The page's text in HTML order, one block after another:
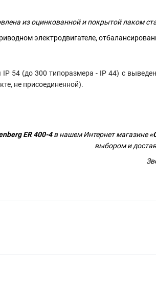
из оцинкованной и покрытой лаком
электродвигателе,
IP 54 (до 300 типоразмера - IP 44) с
не присоединенной).
ER 400-4в нашем Интернет магазине
выбором и